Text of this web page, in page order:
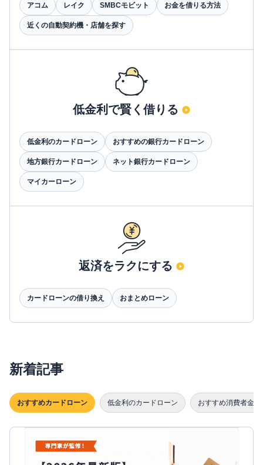
アコム レイク SMBCモビット お金を借りる方法
近くの自動契約機・店舗を探す
低金利で賢く借りる
低金利のカードローン おすすめの銀行カードローン
地方銀行カードローン ネット銀行カードローン
マイカーローン
返済をラクにする
カードローンの借り換え おまとめローン
新着記事
おすすめカードローン 低金利のカードローン おすすめ消費者金融